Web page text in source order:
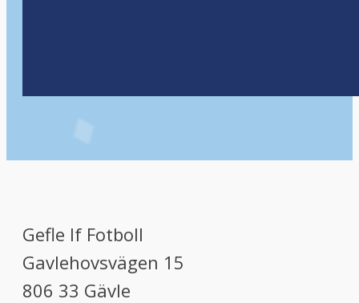
Gefle If Fotboll
Gavlehovsvägen 15
806 33 Gävle